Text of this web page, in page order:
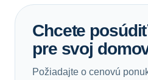
Chcete
pre svoj
Požiadajte o cenovú